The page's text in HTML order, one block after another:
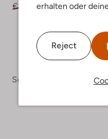
erhalten oder
Reject
€ 139,95 € 69,99
Schuhe